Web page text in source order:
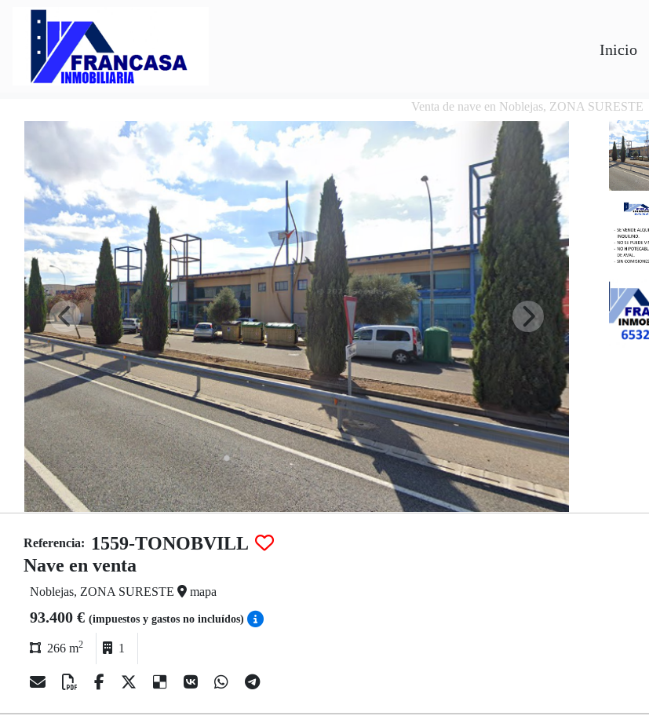
Inicio
Venta de nave en Noblejas, ZONA SURESTE
Referencia:
1559-TONOBVILL
Nave en venta
Noblejas, ZONA SURESTE mapa
93.400 € (impuestos y gastos no incluídos)
266 m2 1